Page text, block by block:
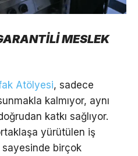
MESLEK
Atölyesi, sadece
kalmıyor, aynı
katkı sağlıyor.
yürütülen iş
sayesinde birçok